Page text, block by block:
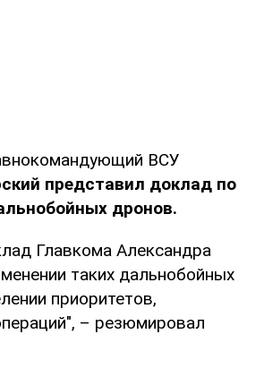
ВСУ
представил доклад по
дронов.
Главкома Александра
таких дальнобойных
приоритетов,
– резюмировал